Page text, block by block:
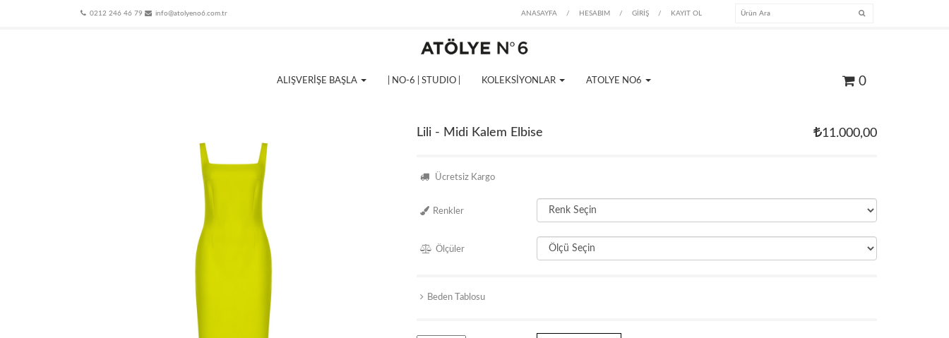
0212 246 46 79 info@atolyeno6.com.tr ANASAYFA / HESABIM / GİRİŞ / KAYIT OL
ALIŞVERİŞE BAŞLA | NO-6 | STUDIO | KOLEKSİYONLAR ATOLYE NO6 0
Lili - Midi Kalem Elbise 11.000,00
Ücretsiz Kargo
Renkler
Ölçüler
Beden Tablosu